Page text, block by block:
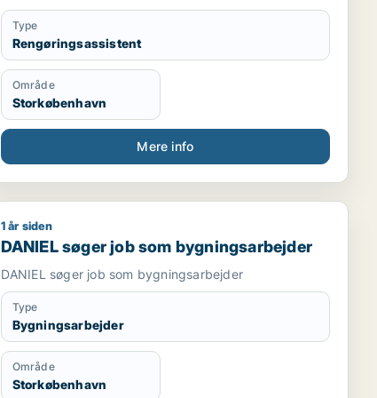
Type
Rengøringsassistent
Område
Storkøbenhavn
Mere info
DANIEL søger job som bygningsarbejder
1 år siden
DANIEL søger job som bygningsarbejder
DANIEL søger job som bygningsarbejder
Type
Bygningsarbejder
Område
Storkøbenhavn